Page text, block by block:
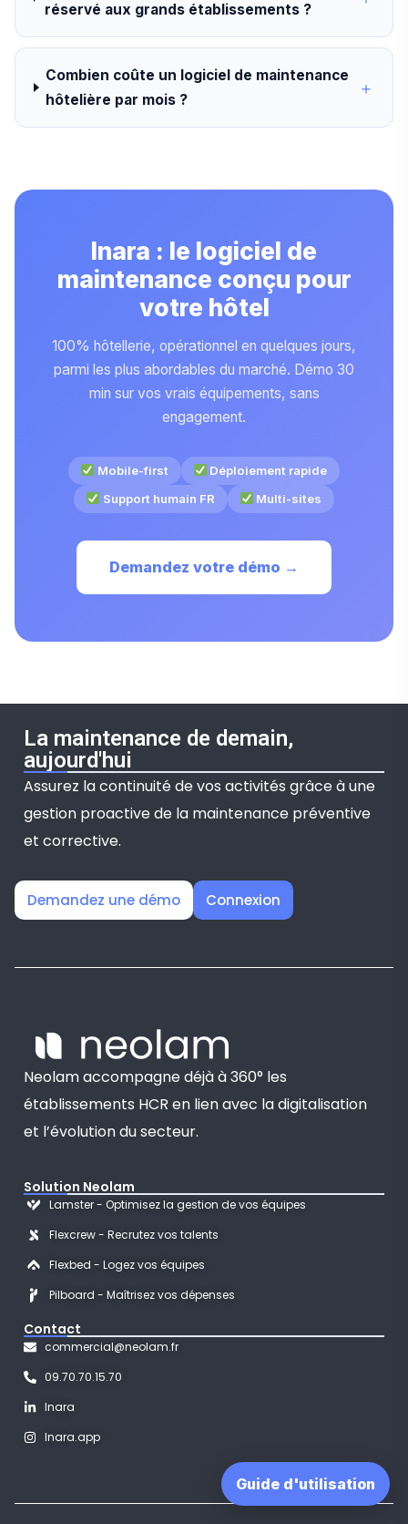
réservé aux grands établissements ?
Combien coûte un logiciel de maintenance
hôtelière par mois ?
Inara : le logiciel de
maintenance conçu pour
votre hôtel
100% hôtellerie, opérationnel en quelques jours,
parmi les plus abordables du marché. Démo 30
min sur vos vrais équipements, sans
engagement.
Mobile-first
Déploiement rapide
Support humain FR
Multi-sites
Demandez votre démo →
La maintenance de demain,
aujourd'hui
Assurez la continuité de vos activités grâce à une
gestion proactive de la maintenance préventive
et corrective.
Demandez une démo Connexion
Neolam accompagne déjà à 360° les
établissements HCR en lien avec la digitalisation
et l’évolution du secteur.
Solution Neolam
Lamster - Optimisez la gestion de vos équipes
Flexcrew - Recrutez vos talents
Flexbed - Logez vos équipes
Pilboard - Maîtrisez vos dépenses
Contact
commercial@neolam.fr
09.70.70.15.70
Inara
Inara.app
Guide d'utilisation